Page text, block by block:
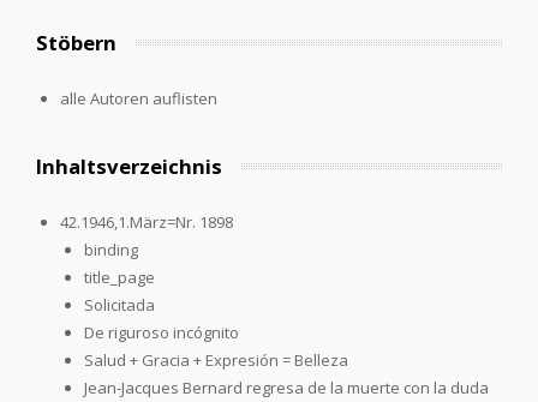
Stöbern
alle Autoren auflisten
Inhaltsverzeichnis
42.1946,1.März=Nr. 1898
binding
title_page
Solicitada
De riguroso incógnito
Salud + Gracia + Expresión = Belleza
Jean-Jacques Bernard regresa de la muerte con la duda